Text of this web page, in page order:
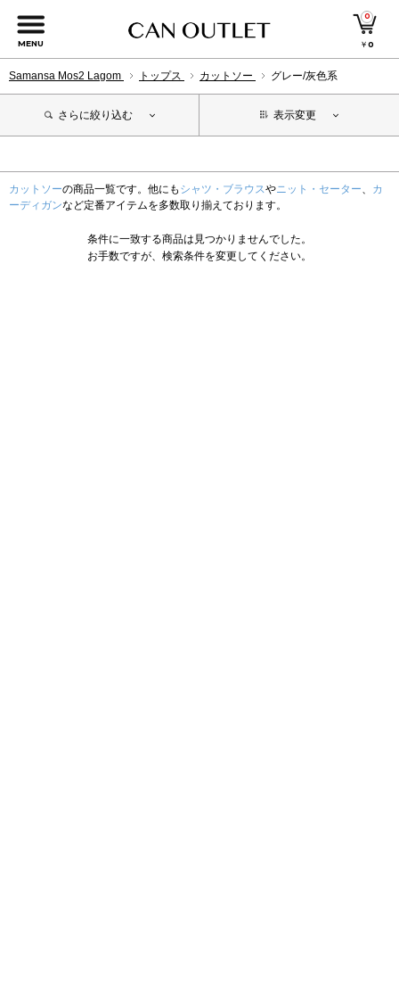
MENU
0
￥0
Samansa Mos2 Lagom トップス カットソー グレー/灰色系
さらに絞り込む 表示変更
カットソーの商品一覧です。他にも シャツ・ブラウスやニット・セーター、 カ
ーディガンなど定番アイテムを多数取り揃えております。
条件に一致する商品は見つかりませんでした。
お手数ですが、検索条件を変更してください。